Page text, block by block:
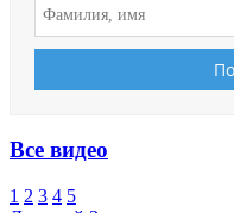
Все видео
1 2 3 4 5